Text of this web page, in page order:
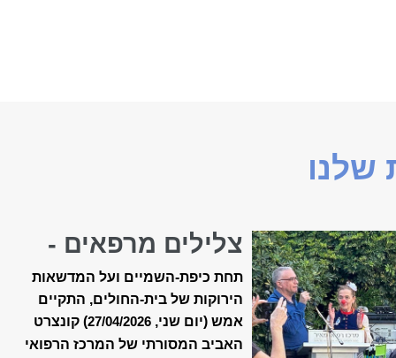
שלנו
צלילים מרפאים -
קונצרט האביב ה-18
של ״מאיר״
תחת כיפת-השמיים ועל המדשאות
הירוקות של בית-החולים, התקיים
אמש (יום שני, 27/04/2026) קונצרט
האביב המסורתי של המרכז הרפואי